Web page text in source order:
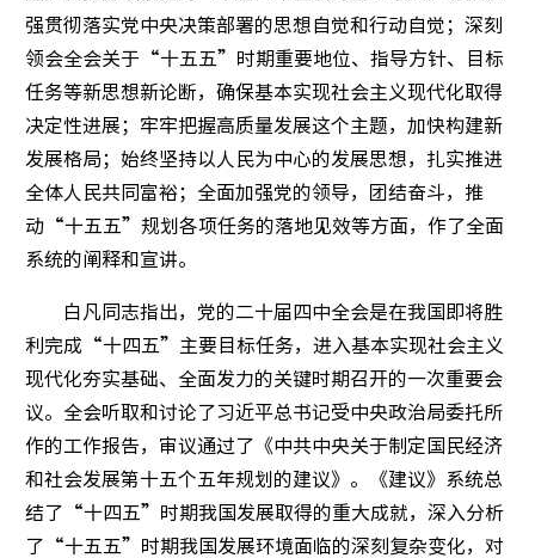
餐饮
出行
全聚德
企业动
强贯彻落实党中央决策部署的思想自觉和行动自觉；深刻
领会全会关于“十五五”时期重要地位、指导方针、目标
任务等新思想新论断，确保基本实现社会主义现代化取得
决定性进展；牢牢把握高质量发展这个主题，加快构建新
发展格局；始终坚持以人民为中心的发展思想，扎实推进
全体人民共同富裕；全面加强党的领导，团结奋斗，推
动“十五五”规划各项任务的落地见效等方面，作了全面
系统的阐释和宣讲。
白凡同志指出，党的二十届四中全会是在我国即将胜
利完成“十四五”主要目标任务，进入基本实现社会主义
现代化夯实基础、全面发力的关键时期召开的一次重要会
议。全会听取和讨论了习近平总书记受中央政治局委托所
作的工作报告，审议通过了《中共中央关于制定国民经济
和社会发展第十五个五年规划的建议》。《建议》系统总
结了“十四五”时期我国发展取得的重大成就，深入分析
了“十五五”时期我国发展环境面临的深刻复杂变化，对